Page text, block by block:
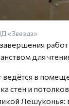
«Звезда»
работ
для
ведётся в
стен и
Лешуконья: